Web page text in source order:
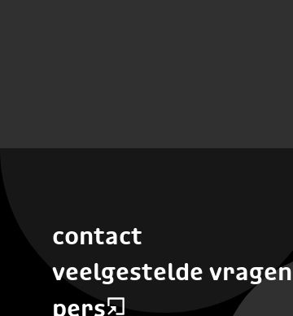
contact
veelgestelde vragen
pers